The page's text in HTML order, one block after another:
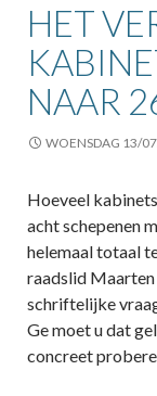
HET
NAAR
WOENSDAG 13/
Hoeveel
acht schepenen
helemaal totaal
raadslid Maarten
schriftelijke
Ge moet u dat
concreet